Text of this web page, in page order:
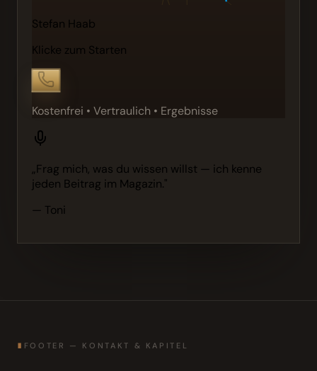
Stefan Haab
Klicke zum Starten
Kostenfrei • Vertraulich • Ergebnisse
„Frag mich, was du wissen willst — ich kenne
jeden Beitrag im Magazin."
— Toni
∎ FOOTER — KONTAKT & KAPITEL